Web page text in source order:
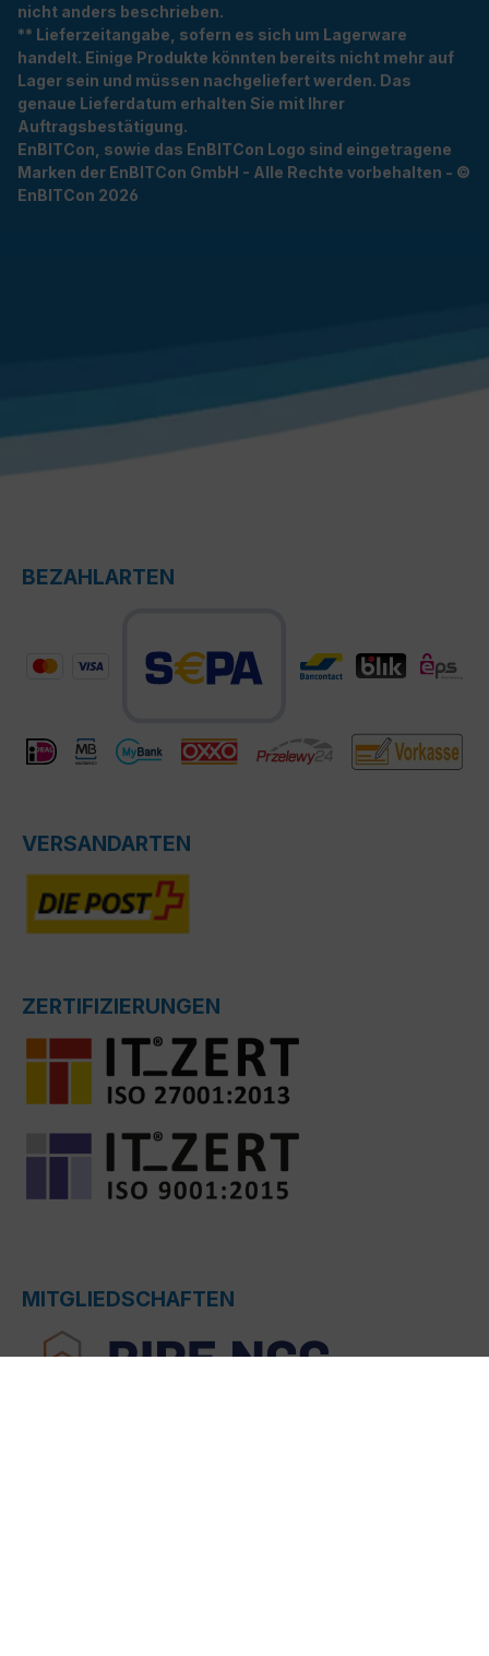
nicht anders beschrieben.
** Lieferzeitangabe, sofern es sich um Lagerware
handelt. Einige Produkte könnten bereits nicht mehr auf
Lager sein und müssen nachgeliefert werden. Das
genaue Lieferdatum erhalten Sie mit Ihrer
Auftragsbestätigung.
EnBITCon, sowie das EnBITCon Logo sind eingetragene
Marken der EnBITCon GmbH - Alle Rechte vorbehalten - ©
EnBITCon 2026
BEZAHLARTEN
VERSANDARTEN
ZERTIFIZIERUNGEN
MITGLIEDSCHAFTEN